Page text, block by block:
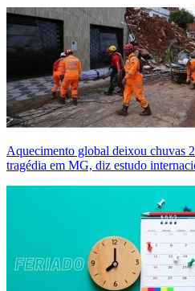
Aquecimento global deixou chuvas
tragédia em MG, diz estudo